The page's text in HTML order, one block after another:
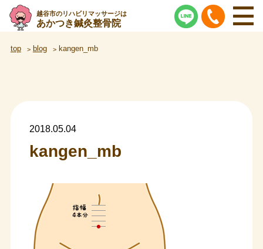
越谷市のリハビリマッサージは
あかつき鍼灸整骨院
top blog kangen_mb
2018.05.04
kangen_mb